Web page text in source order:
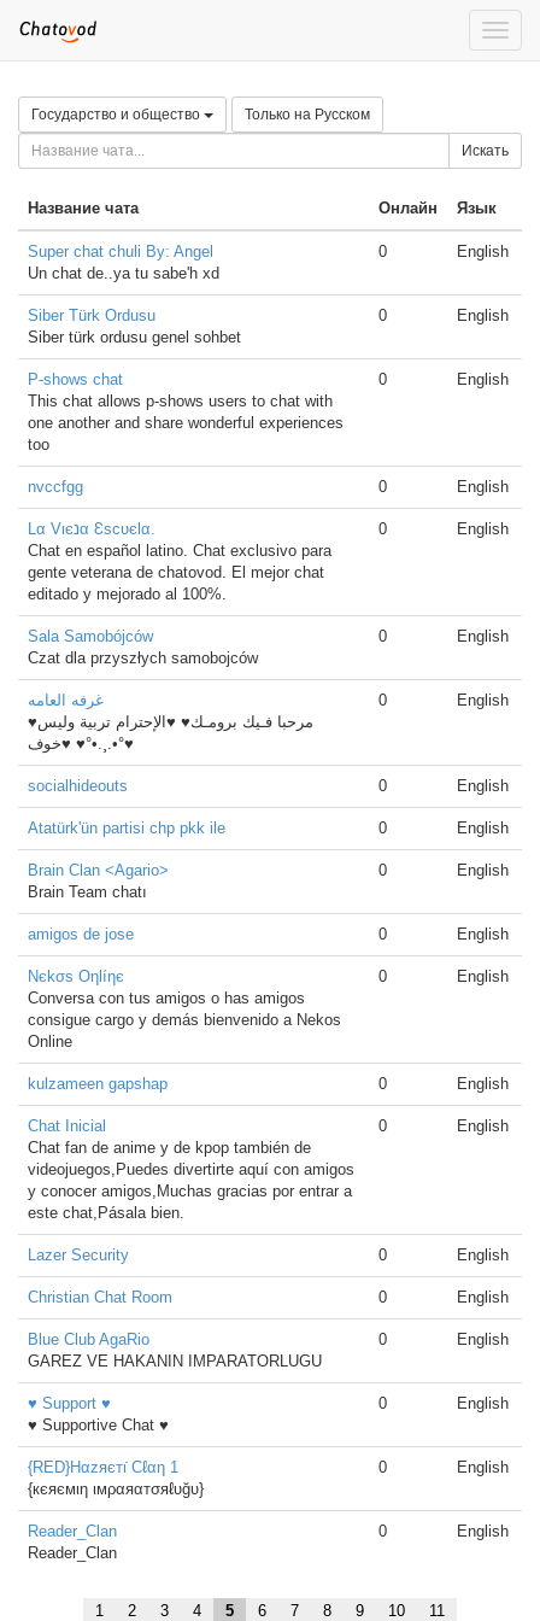
Toggle
Государство и общество Только на Русском
Искать
Название чата Онлайн Язык
Super chat chuli By: Angel
Un chat de..ya tu sabe'h xd
0 English
Siber Türk Ordusu
Siber türk ordusu genel sohbet
0 English
P-shows chat
This chat allows p-shows users to chat with
one another and share wonderful experiences
too
0 English
nvccfgg 0 English
Lα Vιєנα ƐѕcυєƖα.
Chat en español latino. Chat exclusivo para
gente veterana de chatovod. El mejor chat
editado y mejorado al 100%.
0 English
Sala Samobójców
Czat dla przyszłych samobojców
0 English
غرفه العامه
♥مرحبا فـيك برومـك♥ ♥الإحترام تربية وليس
خوف♥ ♥°•.¸.•°♥
0 English
socialhideouts 0 English
Atatürk'ün partisi chp pkk ile 0 English
Brain Clan <Agario>
Brain Team chatı
0 English
amigos de jose 0 English
Nєkσѕ Oηlíηє
Conversa con tus amigos o has amigos
consigue cargo y demás bienvenido a Nekos
Online
0 English
kulzameen gapshap 0 English
Chat Inicial
Chat fan de anime y de kpop también de
videojuegos,Puedes divertirte aquí con amigos
y conocer amigos,Muchas gracias por entrar a
este chat,Pásala bien.
0 English
Lazer Security 0 English
Christian Chat Room 0 English
Blue Club AgaRio
GAREZ VE HAKANIN IMPARATORLUGU
0 English
♥️ Support ♥️
♥️ Supportive Chat ♥️
0 English
{RED}Hαzяєтι̇ Cℓαη 1
{кєяємιη ιмραяαтσяℓυğυ}
0 English
Reader_Clan
Reader_Clan
0 English
1 2 3 4 5 6 7 8 9 10 11